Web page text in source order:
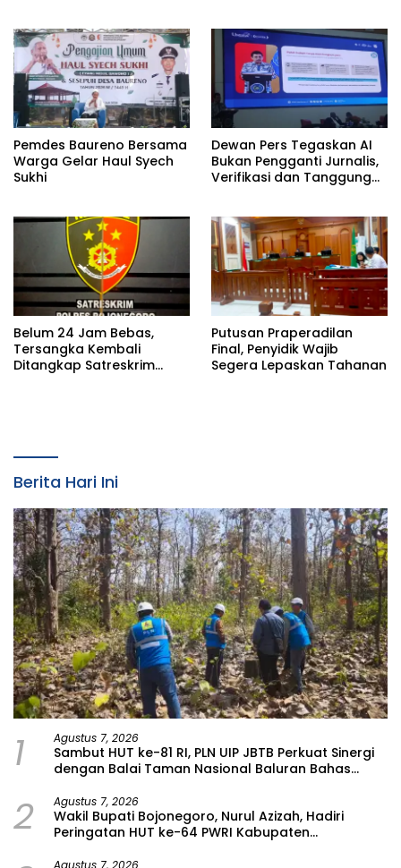
Pemdes Baureno Bersama
Warga Gelar Haul Syech
Sukhi
Dewan Pers Tegaskan AI
Bukan Pengganti Jurnalis,
Verifikasi dan Tanggung
Belum 24 Jam Bebas,
Tersangka Kembali
Ditangkap Satreskrim
Putusan Praperadilan
Final, Penyidik Wajib
Segera Lepaskan Tahanan
Berita Hari Ini
1 Agustus 7, 2026
Sambut HUT ke-81 RI, PLN UIP JBTB Perkuat Sinergi
dengan Balai Taman Nasional Baluran Bahas
Watudodol/Kalipuro
2 Agustus 7, 2026
Wakil Bupati Bojonegoro, Nurul Azizah, Hadiri
Peringatan HUT ke-64 PWRI Kabupaten
Agustus 7, 2026